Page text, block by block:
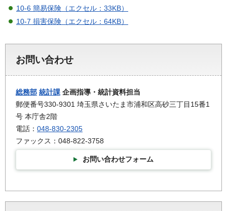
10-6 簡易保険（エクセル：33KB）
10-7 損害保険（エクセル：64KB）
お問い合わせ
総務部 統計課 企画指導・統計資料担当
郵便番号330-9301 埼玉県さいたま市浦和区高砂三丁目15番1
号 本庁舎2階
電話： 048-830-2305
ファックス：048-822-3758
お問い合わせフォーム